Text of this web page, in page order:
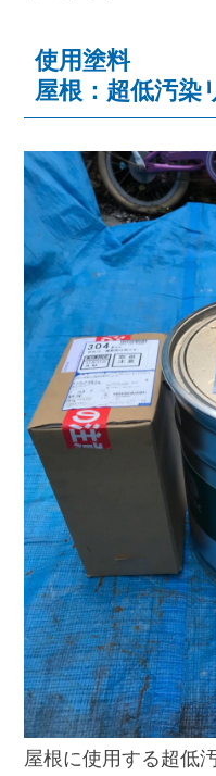
使用塗料
屋根：超低汚染
屋根に使用する超低